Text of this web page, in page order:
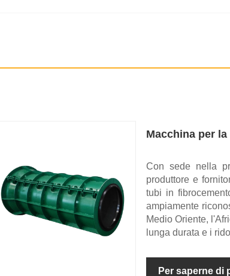
Macchina per
Con sede nella
produttore e
tubi in
ampiamente
Medio Oriente,
lunga durata e i
Per saperne di